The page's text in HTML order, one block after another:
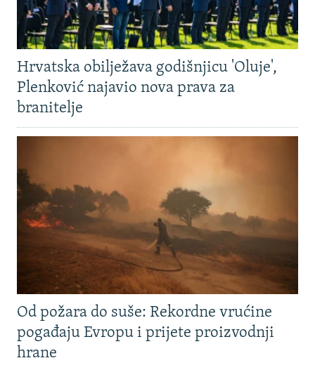
Hrvatska obilježava godišnjicu 'Oluje',
Plenković najavio nova prava za
branitelje
Od požara do suše: Rekordne vrućine
pogađaju Evropu i prijete proizvodnji
hrane